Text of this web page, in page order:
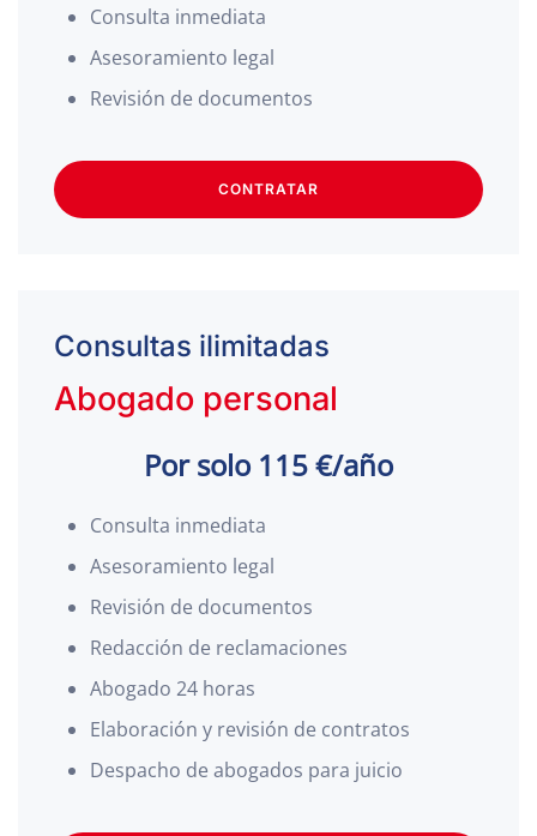
Consulta inmediata
Asesoramiento legal
Revisión de documentos
CONTRATAR
Consultas ilimitadas
Abogado personal
Por solo 115 €/año
Consulta inmediata
Asesoramiento legal
Revisión de documentos
Redacción de reclamaciones
Abogado 24 horas
Elaboración y revisión de contratos
Despacho de abogados para juicio